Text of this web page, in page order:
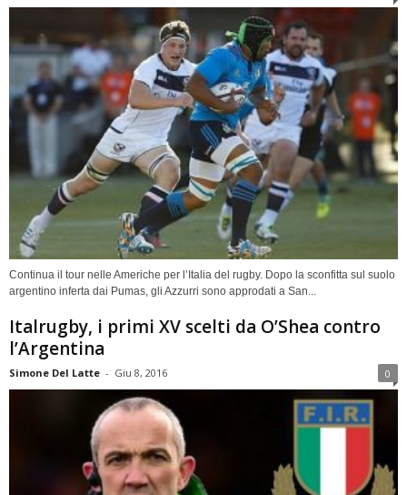
Continua il tour nelle Americhe per l’Italia del rugby. Dopo la sconfitta sul suolo
argentino inferta dai Pumas, gli Azzurri sono approdati a San...
Italrugby, i primi XV scelti da O’Shea contro
l’Argentina
Simone Del Latte - Giu 8, 2016 0